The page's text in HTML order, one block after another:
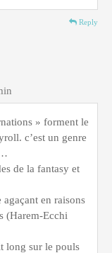
Reply
» forment le
c’est un genre
de la fantasy et
agaçant en raisons
(Harem-Ecchi
long sur le pouls